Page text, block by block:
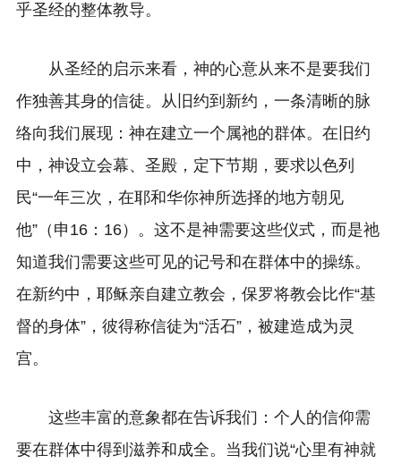
乎圣经的整体教导。
从圣经的启示来看，神的心意从来不是要我们
作独善其身的信徒。从旧约到新约，一条清晰的脉
络向我们展现：神在建立一个属祂的群体。在旧约
中，神设立会幕、圣殿，定下节期，要求以色列
民“一年三次，在耶和华你神所选择的地方朝见
他”（申16：16）。这不是神需要这些仪式，而是祂
知道我们需要这些可见的记号和在群体中的操练。
在新约中，耶稣亲自建立教会，保罗将教会比作“基
督的身体”，彼得称信徒为“活石”，被建造成为灵
宫。
这些丰富的意象都在告诉我们：个人的信仰需
要在群体中得到滋养和成全。当我们说“心里有神就